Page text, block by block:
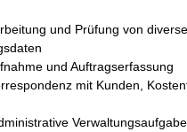
und Prüfung von
und Auftragserfassung
mit Kunden,